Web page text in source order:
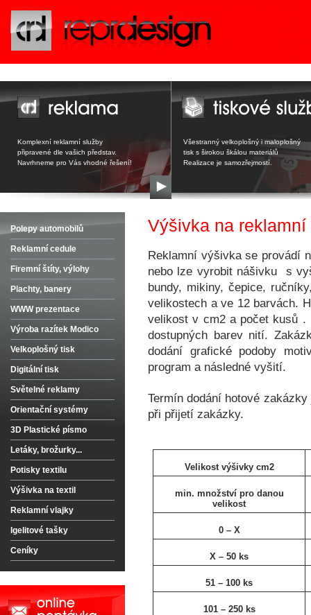
Komplexní reklamní služby
připravené dle vašich představ.
Navrhneme pro Vás vhodné řešení!
Všestranný velkoplošný i maloplošný
tisk s širokou škálou materiálů
Realizace je samozřejmostí.
Polepy automobilů
Reklamní cedule
Firemní štíty, výlohy
Plachty, banery
WWW prezentace
Výroba razítek Modico
Velkoplošný tisk
Digitální tisk
Světelné reklamy
Orientační systémy
3D Plastické písmo
Letáky, brožurky...
Potisky textilu
Výšivka na textil
Reklamní vlajky
Igelitové tašky
Ceníky
Výšivka na reklamní
Reklamní výšivka se provádí
nebo lze vyrobit nášivku s
bundy, mikiny, čepice,
velikostech a ve 12 barvách.
velikost v cm2 a počet kusů .
dostupných barev nití.
dodání grafické podoby
program a následné vyšití.
Termín dodání hotové
při přijetí zakázky.
Velikost výšivky cm2
min. množství pro danou
velikost
0 – X
X – 50 ks
51 – 100 ks
101 – 250 ks